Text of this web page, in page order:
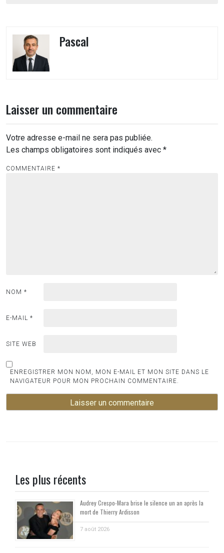
Pascal
Laisser un commentaire
Votre adresse e-mail ne sera pas publiée.
Les champs obligatoires sont indiqués avec *
COMMENTAIRE *
NOM *
E-MAIL *
SITE WEB
ENREGISTRER MON NOM, MON E-MAIL ET MON SITE DANS LE
NAVIGATEUR POUR MON PROCHAIN COMMENTAIRE.
Les plus récents
Audrey Crespo-Mara brise le silence un an après la
mort de Thierry Ardisson
7 août 2026